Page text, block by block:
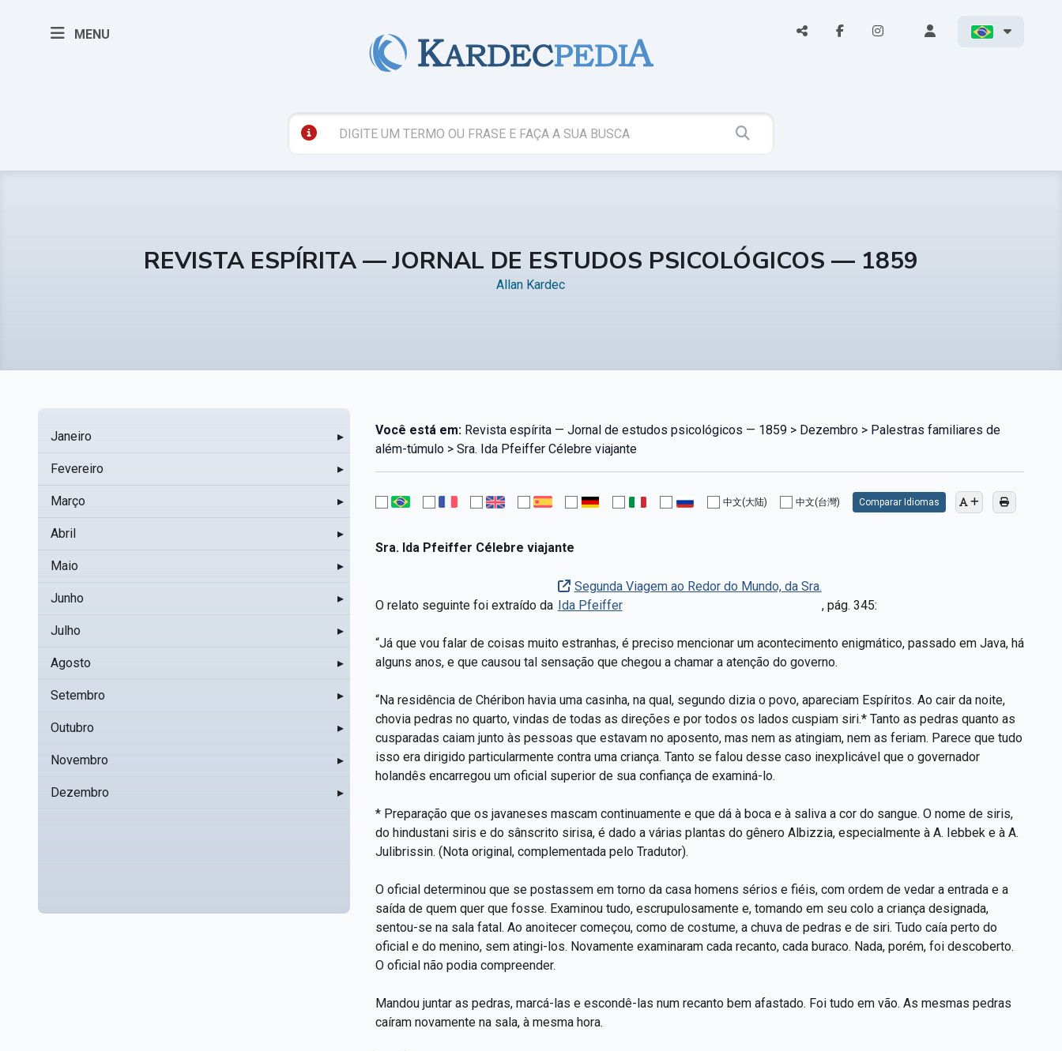
MENU
REVISTA ESPÍRITA — JORNAL DE ESTUDOS PSICOLÓGICOS — 1859
Allan Kardec
Janeiro ▸
Fevereiro ▸
Março ▸
Abril ▸
Maio ▸
Junho ▸
Julho ▸
Agosto ▸
Setembro ▸
Outubro ▸
Novembro ▸
Dezembro ▸
Você está em:Revista espírita — Jornal de estudos psicológicos — 1859 > Dezembro > Palestras familiares de
além-túmulo > Sra. Ida Pfeiffer Célebre viajante
中文(大陆) 中文(台灣) Comparar Idiomas
Sra. Ida Pfeiffer Célebre viajante
O relato seguinte foi extraído da
Segunda Viagem ao Redor do Mundo, da Sra.
Ida Pfeiffer
, pág. 345:
“Já que vou falar de coisas muito estranhas, é preciso mencionar um acontecimento enigmático, passado em Java, há
alguns anos, e que causou tal sensação que chegou a chamar a atenção do governo.
“Na residência de Chéribon havia uma casinha, na qual, segundo dizia o povo, apareciam Espíritos. Ao cair da noite,
chovia pedras no quarto, vindas de todas as direções e por todos os lados cuspiam siri.* Tanto as pedras quanto as
cusparadas caiam junto às pessoas que estavam no aposento, mas nem as atingiam, nem as feriam. Parece que tudo
isso era dirigido particularmente contra uma criança. Tanto se falou desse caso inexplicável que o governador
holandês encarregou um oficial superior de sua confiança de examiná-lo.
* Preparação que os javaneses mascam continuamente e que dá à boca e à saliva a cor do sangue. O nome de siris,
do hindustani siris e do sânscrito sirisa, é dado a várias plantas do gênero Albizzia, especialmente à A. Iebbek e à A.
Julibrissin. (Nota original, complementada pelo Tradutor).
O oficial determinou que se postassem em torno da casa homens sérios e fiéis, com ordem de vedar a entrada e a
saída de quem quer que fosse. Examinou tudo, escrupulosamente e, tomando em seu colo a criança designada,
sentou-se na sala fatal. Ao anoitecer começou, como de costume, a chuva de pedras e de siri. Tudo caía perto do
oficial e do menino, sem atingi-los. Novamente examinaram cada recanto, cada buraco. Nada, porém, foi descoberto.
O oficial não podia compreender.
Mandou juntar as pedras, marcá-las e escondê-las num recanto bem afastado. Foi tudo em vão. As mesmas pedras
caíram novamente na sala, à mesma hora.